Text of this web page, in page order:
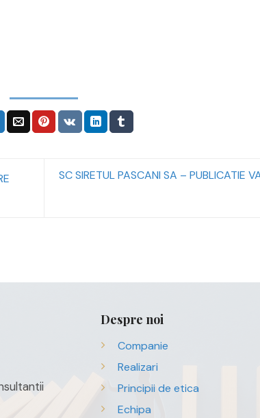
SC SIRETUL PASCANI SA – PUBLICATIE
Despre noi
Companie
Realizari
Principii de etica
Echipa